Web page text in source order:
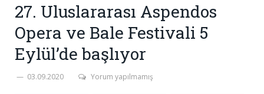
27. Uluslararası Aspendos
Opera ve Bale Festivali 5
Eylül’de başlıyor
03.09.2020 Yorum yapılmamış